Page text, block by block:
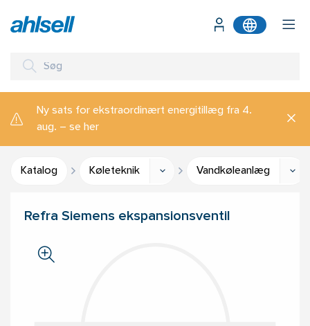
Ny sats for ekstraordinært energitillæg fra 4.
aug. – se her
Katalog Køleteknik Vandkøleanlæg
Refra Siemens ekspansionsventil